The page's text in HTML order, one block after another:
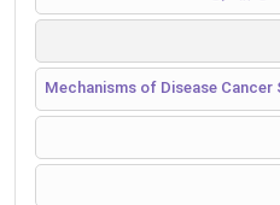
Mechanisms of Disease Cancer